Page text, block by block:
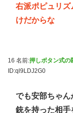
右派ポピュリ
けだからな
16 名前:押しボタン式の
ID:ql9LDJ2G0
でも安部ちゃん
銃を持った相手